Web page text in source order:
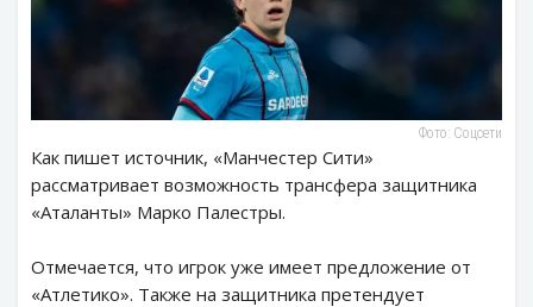
Фото: Соцсети
Как пишет источник, «Манчестер Сити»
рассматривает возможность трансфера защитника
«Аталанты» Марко Палестры.
Отмечается, что игрок уже имеет предложение от
«Атлетико». Также на защитника претендует